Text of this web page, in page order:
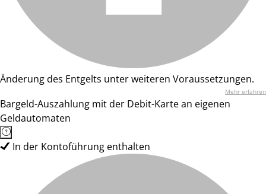
Änderung des Entgelts unter weiteren Voraussetzungen.
Mehr erfahren
Bargeld-Auszahlung mit der Debit-Karte an eigenen
Geldautomaten
In der Kontoführung enthalten